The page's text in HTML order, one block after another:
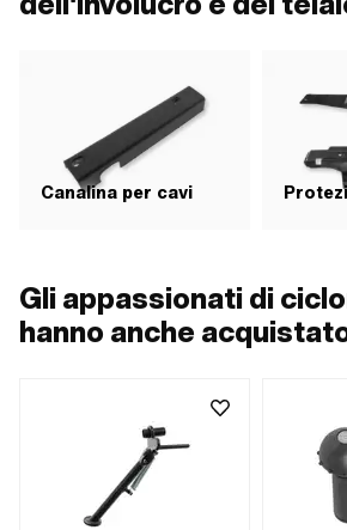
Canalina per cavi
Gli appassionati di
hanno anche